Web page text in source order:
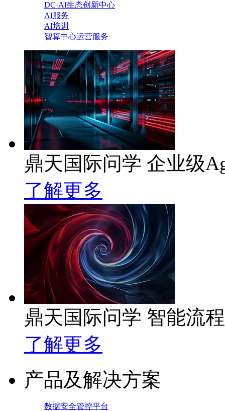
DC·AI生态创新中心
AI服务
AI培训
智算中心运营服务
鼎天国际问学 企业级
了解更多
鼎天国际问学 智能流
了解更多
产品及解决方案
数据安全管控平台